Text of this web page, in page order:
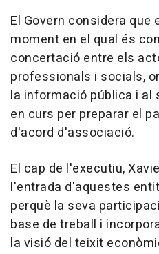
El Govern considera que
moment en el qual és
concertació entre els
professionals i socials,
la informació pública i
en curs per preparar el
d'acord d'associació.
El cap de l'executiu,
l'entrada d'aquestes
perquè la seva
base de treball i
la visió del teixit